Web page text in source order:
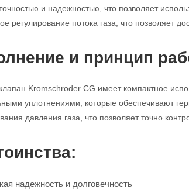
и надежностью, что позволяет
регулирование потока газа, что позволяет
и принцип
Kromschroder CG имеет компактное
уплотнениями, которые обеспечивают
давления газа, что позволяет точно
надежность и долговечность